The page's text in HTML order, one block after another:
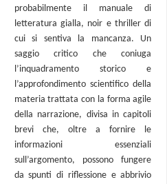
probabilmente il manuale di
letteratura gialla, noir e thriller di
cui si sentiva la mancanza. Un
saggio critico che coniuga
l’inquadramento storico e
l’approfondimento scientifico della
materia trattata con la forma agile
della narrazione, divisa in capitoli
brevi che, oltre a fornire le
informazioni essenziali
sull’argomento, possono fungere
da spunti di riflessione e abbrivio